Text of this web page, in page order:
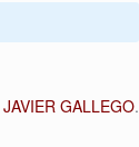
JAVIER GALLEGO.